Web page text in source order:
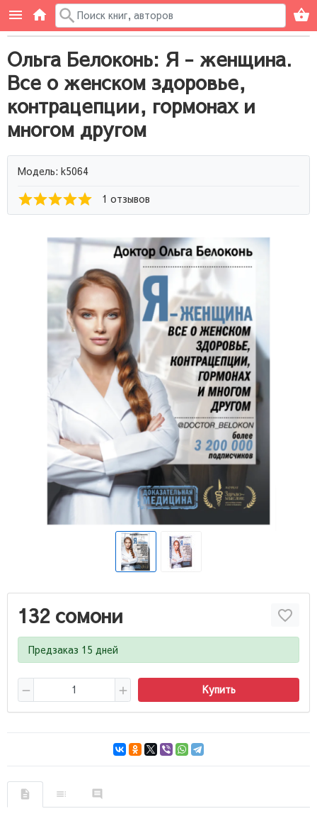
Ольга Белоконь: Я - женщина.
Все о женском здоровье,
контрацепции, гормонах и
многом другом
Модель: k5064
1 отзывов
132 сомони
Предзаказ 15 дней
Купить